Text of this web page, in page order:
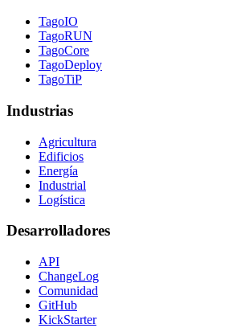
TagoIO
TagoRUN
TagoCore
TagoDeploy
TagoTiP
Industrias
Agricultura
Edificios
Energía
Industrial
Logística
Desarrolladores
API
ChangeLog
Comunidad
GitHub
KickStarter